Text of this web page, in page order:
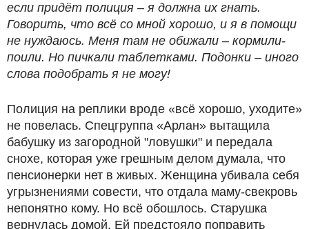
если придёт полиция – я должна их гнать.
Говорить, что всё со мной хорошо, и я в помощи
не нуждаюсь. Меня там не обижали – кормили-
поили. Но пичкали таблетками. Подонки – иного
слова подобрать я не могу!
Полиция на реплики вроде «всё хорошо, уходите»
не повелась. Спецгруппа «Арлан» вытащила
бабушку из загородной "ловушки" и передала
снохе, которая уже грешным делом думала, что
пенсионерки нет в живых. Женщина убивала себя
угрызнениями совести, что отдала маму-свекровь
непонятно кому. Но всё обошлось. Старушка
вернулась домой. Ей предстояло поправить